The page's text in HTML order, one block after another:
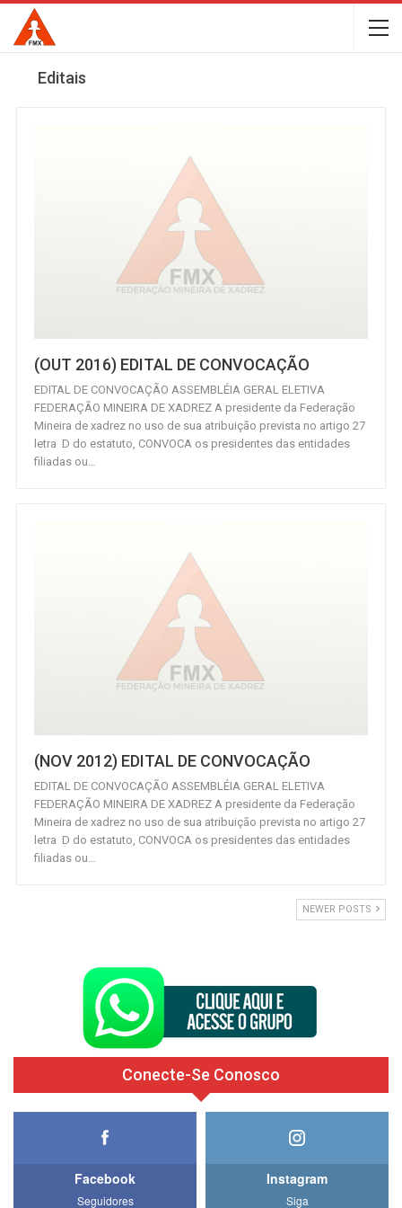
Editais
(OUT 2016) EDITAL DE CONVOCAÇÃO
EDITAL DE CONVOCAÇÃO ASSEMBLÉIA GERAL ELETIVA
FEDERAÇÃO MINEIRA DE XADREZ A presidente da Federação
Mineira de xadrez no uso de sua atribuição prevista no artigo 27
letra D do estatuto, CONVOCA os presidentes das entidades
filiadas ou…
(NOV 2012) EDITAL DE CONVOCAÇÃO
EDITAL DE CONVOCAÇÃO ASSEMBLÉIA GERAL ELETIVA
FEDERAÇÃO MINEIRA DE XADREZ A presidente da Federação
Mineira de xadrez no uso de sua atribuição prevista no artigo 27
letra D do estatuto, CONVOCA os presidentes das entidades
filiadas ou…
NEWER POSTS
Conecte-Se Conosco
Facebook
Seguidores
Instagram
Siga